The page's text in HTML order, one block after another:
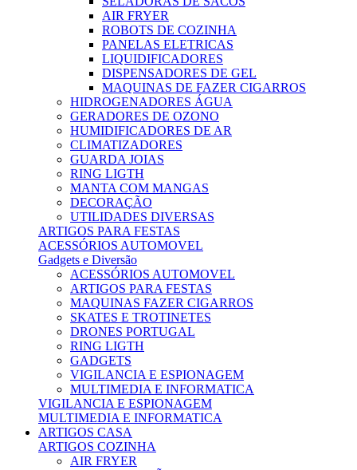
AIR FRYER
ROBOTS DE COZINHA
PANELAS ELETRICAS
LIQUIDIFICADORES
DISPENSADORES DE GEL
MAQUINAS DE FAZER CIGARROS
HIDROGENADORES ÁGUA
GERADORES DE OZONO
HUMIDIFICADORES DE AR
CLIMATIZADORES
GUARDA JOIAS
RING LIGTH
MANTA COM MANGAS
DECORAÇÃO
UTILIDADES DIVERSAS
ARTIGOS PARA FESTAS
ACESSÓRIOS AUTOMOVEL
Gadgets e Diversão
ACESSÓRIOS AUTOMOVEL
ARTIGOS PARA FESTAS
MAQUINAS FAZER CIGARROS
SKATES E TROTINETES
DRONES PORTUGAL
RING LIGTH
GADGETS
VIGILANCIA E ESPIONAGEM
MULTIMEDIA E INFORMATICA
VIGILANCIA E ESPIONAGEM
MULTIMEDIA E INFORMATICA
ARTIGOS CASA
ARTIGOS COZINHA
AIR FRYER